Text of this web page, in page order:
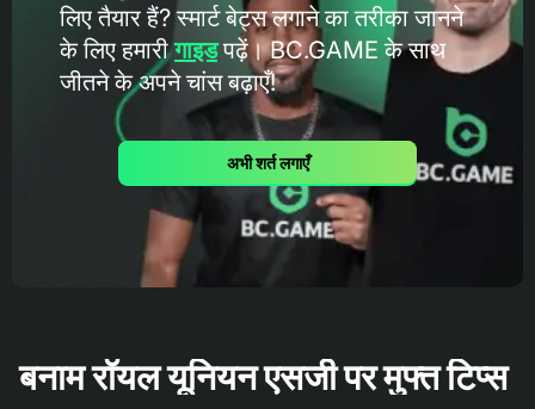
लिए तैयार हैं? स्मार्ट बेट्स लगाने का तरीका जानने
के लिए हमारीगाइडपढ़ें। BC.GAME के ​​साथ
जीतने के अपने चांस बढ़ाएँ!
अभी शर्त लगाएँ
बनाम रॉयल यूनियन एसजी पर मुफ्त टिप्स